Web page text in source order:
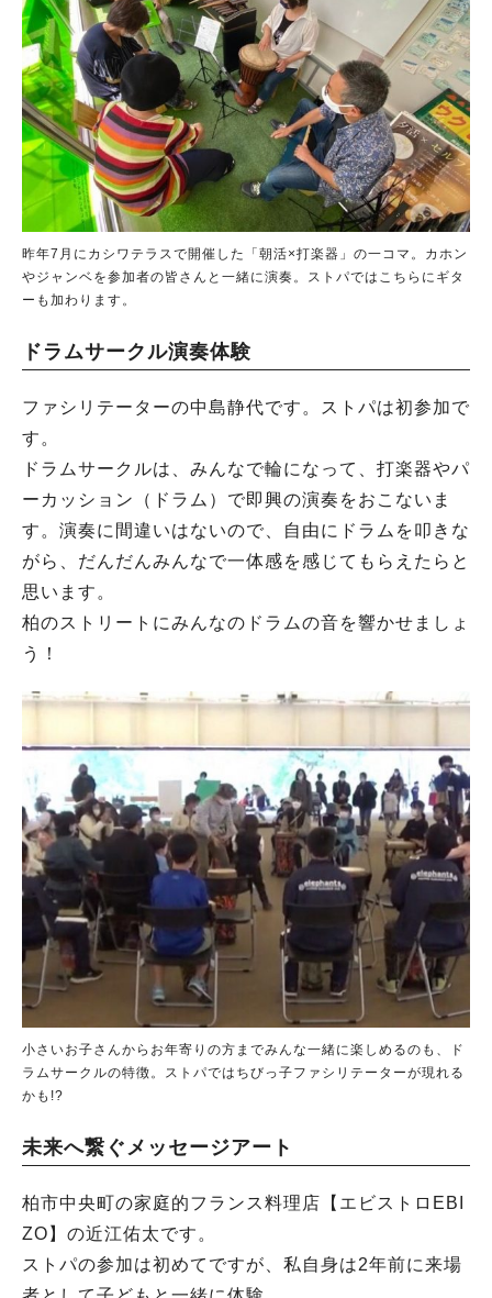
昨年7月にカシワテラスで開催した「朝活×打楽器」の一コマ。カホン
やジャンベを参加者の皆さんと一緒に演奏。ストパではこちらにギタ
ーも加わります。
ドラムサークル演奏体験
ファシリテーターの中島静代です。ストパは初参加で
す。
ドラムサークルは、みんなで輪になって、打楽器やパ
ーカッション（ドラム）で即興の演奏をおこないま
す。演奏に間違いはないので、自由にドラムを叩きな
がら、だんだんみんなで一体感を感じてもらえたらと
思います。
柏のストリートにみんなのドラムの音を響かせましょ
う！
小さいお子さんからお年寄りの方までみんな一緒に楽しめるのも、ド
ラムサークルの特徴。ストパではちびっ子ファシリテーターが現れる
かも!?
未来へ繋ぐメッセージアート
柏市中央町の家庭的フランス料理店【エビストロEBI
ZO】の近江佑太です。
ストパの参加は初めてですが、私自身は2年前に来場